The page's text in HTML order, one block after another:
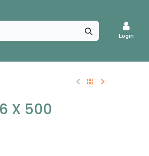
Login
6 X 500